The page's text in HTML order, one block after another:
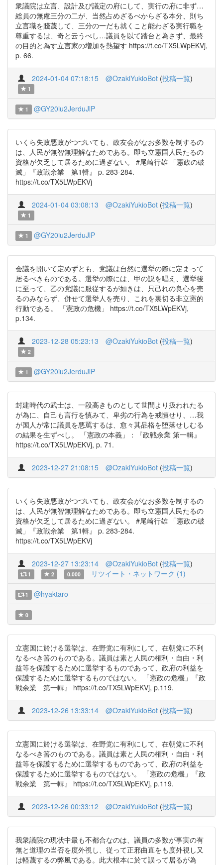
衆議院は立言、設計及び議定の府にして、実行の府に非ず…
総員の無慮三分の二が、当然占めざるべからざる本分、則ち
立言職を賤蔑して、三分の一だも就くこと能わざる実行職を
尊重するは、奇と云うべし…議員を以て踏台と為さず、最終
の目的と為す立言家の増加を熱望す https://t.co/TX5LWpEKVj,
p. 66.
2024-01-04 07:18:15 @OzakiYukioBot (投稿一覧)
1
1 @GY20iu2JerduJlP
いくら失政悪政がつづいても、政友会がなお多数を制するの
は、人民が無智無理解なためである。即ち立憲国人民たるの
資格が欠乏して居るために過ぎない。 #尾崎行雄 「憲政の破
滅」『政戦余業 第1輯』 p. 283-284.
https://t.co/TX5LWpEKVj
2024-01-04 03:08:13 @OzakiYukioBot (投稿一覧)
1
1 @GY20iu2JerduJlP
会議を開いて定めずとも、党議は自然に選挙の際に定まって
居るべきものである。選挙の際には、甲の説を唱え、選挙後
に至って、乙の党議に服従するが如きは、只己れの良心を売
るのみならず、併せて選挙人を売り、これを裏切る非立憲的
行動である。 「憲政の危機」 https://t.co/TX5LWpEKVj,
p.134.
2023-12-28 05:23:13 @OzakiYukioBot (投稿一覧)
2
1 @GY20iu2JerduJlP
封建時代の武士は、一段高きものとして世間より扱われたる
が為に、自己も言行を慎みて、卑劣の行為を戒慎せり、…我
が国人が常に議員を悪罵するは、愈々其品格を堕落せしむる
の結果を生ずべし。 「憲政の本義」：『政戦余業 第一輯』
https://t.co/TX5LWpEKVj, p. 71.
2023-12-27 21:08:15 @OzakiYukioBot (投稿一覧)
いくら失政悪政がつづいても、政友会がなお多数を制するの
は、人民が無智無理解なためである。即ち立憲国人民たるの
資格が欠乏して居るために過ぎない。 #尾崎行雄 「憲政の破
滅」『政戦余業 第1輯』 p. 283-284.
https://t.co/TX5LWpEKVj
2023-12-27 13:23:14 @OzakiYukioBot (投稿一覧)
1 2 0.000 リツイート・ネットワーク (1)
1 @hyaktaro
0
立憲国に於ける選挙は、在野党に有利にして、在朝党に不利
なるべき筈のものである。議員は素と人民の権利・自由・利
益等を保護するために選挙するものであって、政府の利益を
保護するために選挙するものではない。 「憲政の危機」『政
戦余業 第一輯』 https://t.co/TX5LWpEKVj, p.119.
2023-12-26 13:33:14 @OzakiYukioBot (投稿一覧)
立憲国に於ける選挙は、在野党に有利にして、在朝党に不利
なるべき筈のものである。議員は素と人民の権利・自由・利
益等を保護するために選挙するものであって、政府の利益を
保護するために選挙するものではない。 「憲政の危機」『政
戦余業 第一輯』 https://t.co/TX5LWpEKVj, p.119.
2023-12-26 00:33:12 @OzakiYukioBot (投稿一覧)
我衆議院の現状中最も不都合なのは、議員の多数が事実の有
無と道理の当否を度外視し、従って正邪曲直をも度外視し又
は軽蔑するの弊風である。此大根本に於て誤って居るが為